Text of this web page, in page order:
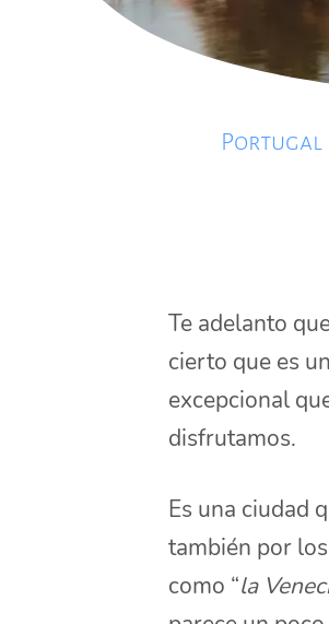
Portugal
Te adelanto
cierto que es
excepcional
disfrutamos.
Es una ciudad
también por
como “la